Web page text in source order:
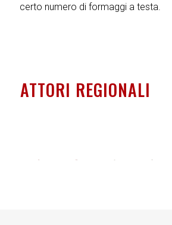
certo numero di formaggi a testa.
ATTORI REGIONALI